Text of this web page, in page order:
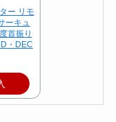
ー リモ
ーキュ
首振り
・DEC